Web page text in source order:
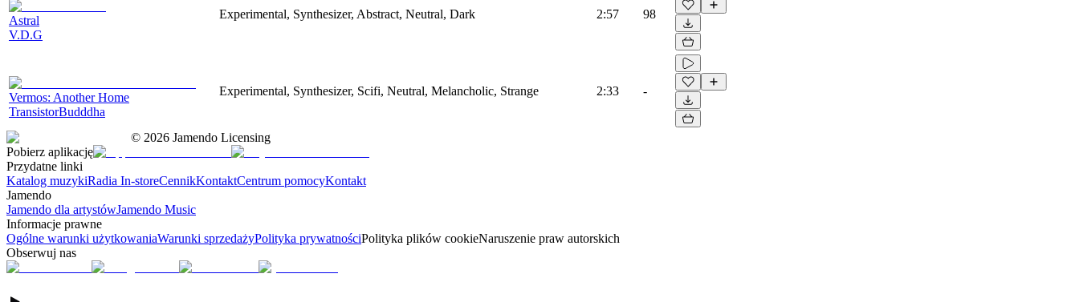
Astral
V.D.G
Experimental, Synthesizer, Abstract, Neutral, Dark 2:57 98
Vermos: Another Home
TransistorBudddha
Experimental, Synthesizer, Scifi, Neutral, Melancholic, Strange 2:33 -
© 2026 Jamendo Licensing
Pobierz aplikację
Przydatne linki
Katalog muzykiRadia In-storeCennikKontaktCentrum pomocyKontakt
Jamendo
Jamendo dla artystówJamendo Music
Informacje prawne
Ogólne warunki użytkowaniaWarunki sprzedażyPolityka prywatnościPolityka plików cookieNaruszenie praw autorskich
Obserwuj nas